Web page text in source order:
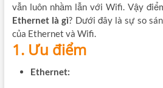
vẫn luôn nhầm lẫn với Wifi. Vậy
Ethernet là gì? Dưới đây là sự so
của Ethernet và Wifi.
1. Ưu điểm
Ethernet: